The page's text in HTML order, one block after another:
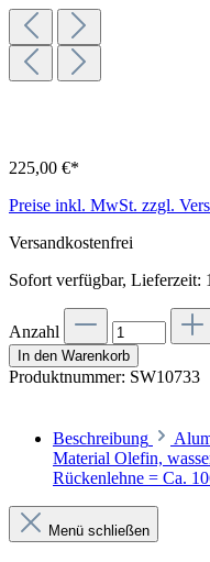
225,00 €*
Preise inkl. MwSt. zzgl.
Versandkostenfrei
Sofort verfügbar, Lieferzeit:
Anzahl
In den Warenkorb
Produktnummer: SW10733
Beschreibung
Material Olefin,
Rückenlehne = Ca.
Menü schließen